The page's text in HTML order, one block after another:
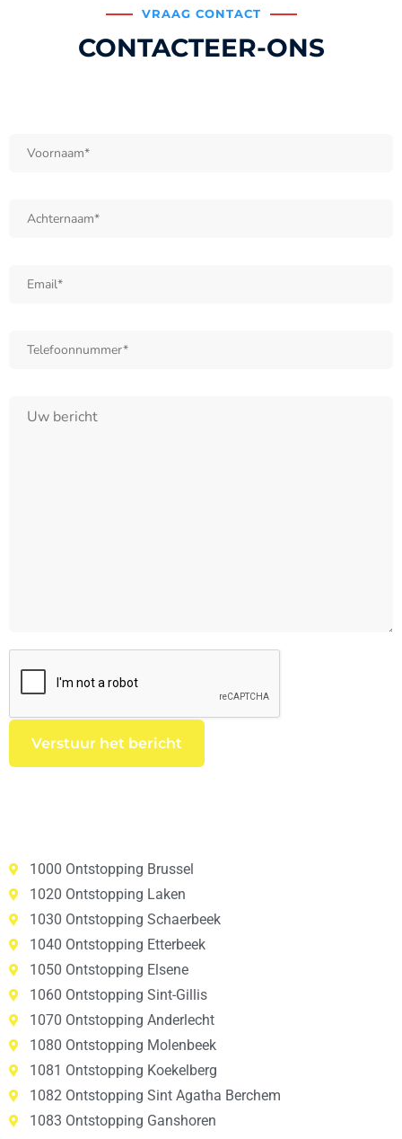
VRAAG CONTACT
CONTACTEER-ONS
1000 Ontstopping Brussel
1020 Ontstopping Laken
1030 Ontstopping Schaerbeek
1040 Ontstopping Etterbeek
1050 Ontstopping Elsene
1060 Ontstopping Sint-Gillis
1070 Ontstopping Anderlecht
1080 Ontstopping Molenbeek
1081 Ontstopping Koekelberg
1082 Ontstopping Sint Agatha Berchem
1083 Ontstopping Ganshoren